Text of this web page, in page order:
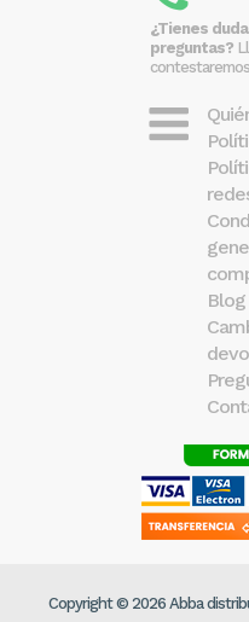
¿Tienes
preguntas?
Blog
Copyright © 2026 Abba